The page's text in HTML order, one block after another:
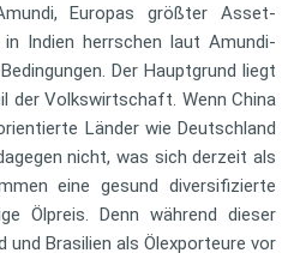
Europas größter Asset-
Indien herrschen laut Amundi-
Der Hauptgrund liegt
der Volkswirtschaft. Wenn China
Länder wie Deutschland
nicht, was sich derzeit als
eine gesund diversifizierte
Ölpreis. Denn während dieser
und Brasilien als Ölexporteure vor